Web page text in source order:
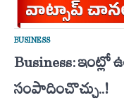
BUSINESS
Business: ఇంట్లో
సంపాదించొచ్చు..!